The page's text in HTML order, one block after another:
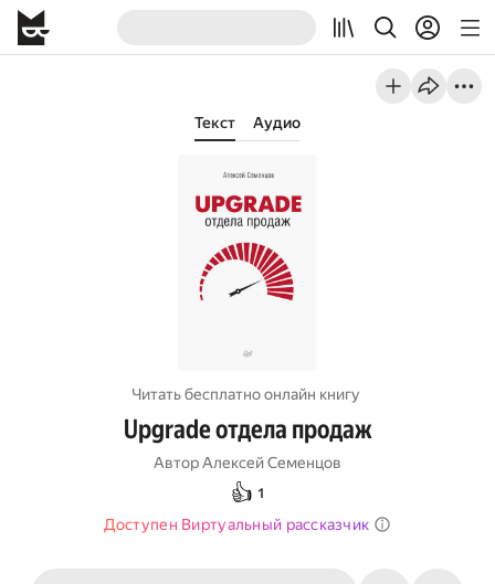
Текст Аудио
Читать бесплатно онлайн книгу
Upgrade отдела продаж
АвторАлексей Семенцов
👍 1
Доступен Виртуальный рассказчик